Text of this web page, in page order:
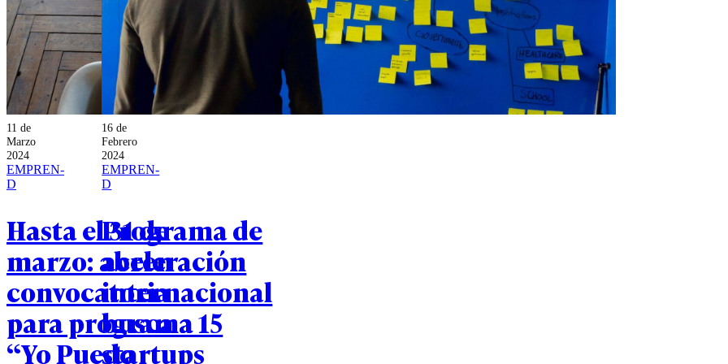
11 de
Marzo
2024
EMPREN-
D
Hasta el 31 de
marzo: abren
convocatoria
para programa
“Yo Puedo
16 de
Febrero
2024
EMPREN-
D
Programa de
aceleración
internacional
busca a 15
startups